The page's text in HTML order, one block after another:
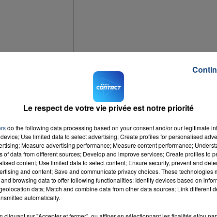
LA
23 h après une dispute avec ses parents alors qu'il était
pas en possession de ses papiers d'didentité et de son
suicidaire et n'est pas dépressif.
un pantalon de jogging noir avec des bandes blanches
1m85, est de corpulence normale et a les cheveux mi-
bleus et sa barbe importante.
Boulogne-sur-Mer au03 21 99 48 00.
Le respect de votre vie privée est notre priorité
do the following data processing based on your consent and/or our legitimate
Use limited data to select advertising; Create profiles for personalised
Measure advertising performance; Measure content performance;
of data from different sources; Develop and improve services; Create profiles to
content; Use limited data to select content; Ensure security, prevent and
and content; Save and communicate privacy choices. These technologies
browsing data to offer following functionalities: Identify devices based on
data; Match and combine data from other data sources; Link different
automatically.